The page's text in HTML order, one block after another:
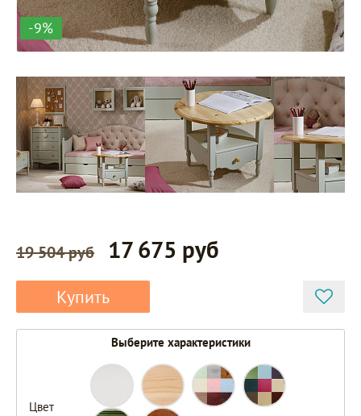
-9%
19 504 руб 17 675 руб
Купить
Выберите характеристики
Цвет